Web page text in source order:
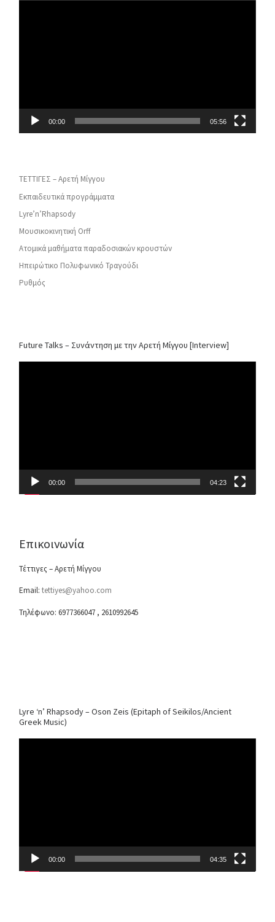
00:00 05:56
ΤΕΤΤΙΓΕΣ – Αρετή Μίγγου
Εκπαιδευτικά προγράμματα
Lyre’n’Rhapsody
Μουσικοκινητική Orff
Ατομικά μαθήματα παραδοσιακών κρουστών
Ηπειρώτικο Πολυφωνικό Τραγούδι
Ρυθμός
Future Talks – Συνάντηση με την Αρετή Μίγγου [Interview]
00:00 04:23
Επικοινωνία
Τέττιγες – Αρετή Μίγγου
Email:tettiyes@yahoo.com
Τηλέφωνο: 6977366047 , 2610992645
Lyre ‘n’ Rhapsody – Oson Zeis (Epitaph of Seikilos/Ancient
Greek Music)
00:00 04:35